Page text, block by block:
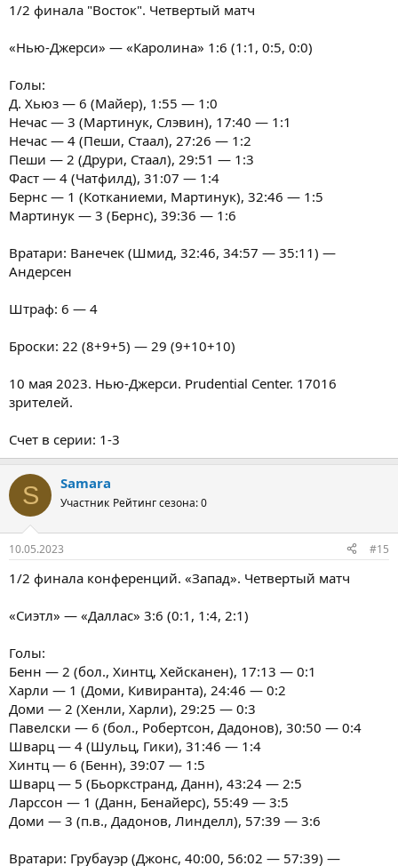
1/2 финала "Восток". Четвертый матч
«Нью-Джерси» — «Каролина» 1:6 (1:1, 0:5, 0:0)
Голы:
Д. Хьюз — 6 (Майер), 1:55 — 1:0
Нечас — 3 (Мартинук, Слэвин), 17:40 — 1:1
Нечас — 4 (Пеши, Стаал), 27:26 — 1:2
Пеши — 2 (Друри, Стаал), 29:51 — 1:3
Фаст — 4 (Чатфилд), 31:07 — 1:4
Бернс — 1 (Котканиеми, Мартинук), 32:46 — 1:5
Мартинук — 3 (Бернс), 39:36 — 1:6
Вратари: Ванечек (Шмид, 32:46, 34:57 — 35:11) —
Андерсен
Штраф: 6 — 4
Броски: 22 (8+9+5) — 29 (9+10+10)
10 мая 2023. Нью-Джерси. Prudential Center. 17016
зрителей.
Счет в серии: 1-3
S Samara
Участник Рейтинг сезона: 0
10.05.2023 #15
1/2 финала конференций. «Запад». Четвертый матч
«Сиэтл» — «Даллас» 3:6 (0:1, 1:4, 2:1)
Голы:
Бенн — 2 (бол., Хинтц, Хейсканен), 17:13 — 0:1
Харли — 1 (Доми, Кивиранта), 24:46 — 0:2
Доми — 2 (Хенли, Харли), 29:25 — 0:3
Павелски — 6 (бол., Робертсон, Дадонов), 30:50 — 0:4
Шварц — 4 (Шульц, Гики), 31:46 — 1:4
Хинтц — 6 (Бенн), 39:07 — 1:5
Шварц — 5 (Бьоркстранд, Данн), 43:24 — 2:5
Ларссон — 1 (Данн, Бенайерс), 55:49 — 3:5
Доми — 3 (п.в., Дадонов, Линделл), 57:39 — 3:6
Вратари: Грубауэр (Джонс, 40:00, 56:02 — 57:39) —